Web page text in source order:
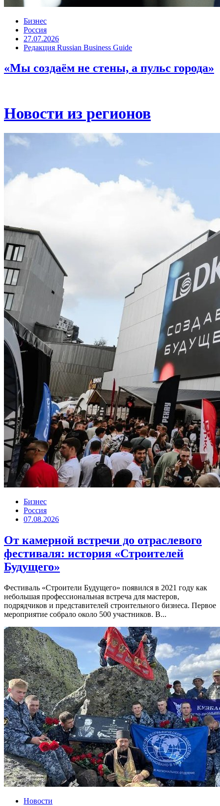
Бизнес
Россия
27.07.2026
Редакция Russian Business Guide
«Мы создаём не стены, а пульс города»
Новости из регионов
Бизнес
Россия
07.08.2026
От камерной встречи до отраслевого
фестиваля: история «Строителей
Будущего»
Фестиваль «Строители Будущего» появился в 2021 году как
небольшая профессиональная встреча для мастеров,
подрядчиков и представителей строительного бизнеса. Первое
мероприятие собрало около 500 участников. В...
Новости